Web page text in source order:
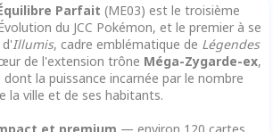
Parfait (ME03) est le troisième
du JCC Pokémon, et le premier à se
Illumis, cadre emblématique de Légendes
de l'extension trône Méga-Zygarde-ex,
la puissance incarnée par le nombre
la ville et de ses habitants.
et premium — environ 120 cartes